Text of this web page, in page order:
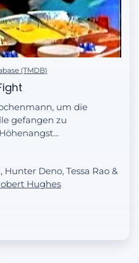
(TMDB)
um die
gefangen zu
Hunter Deno, Tessa Rao &
Hughes